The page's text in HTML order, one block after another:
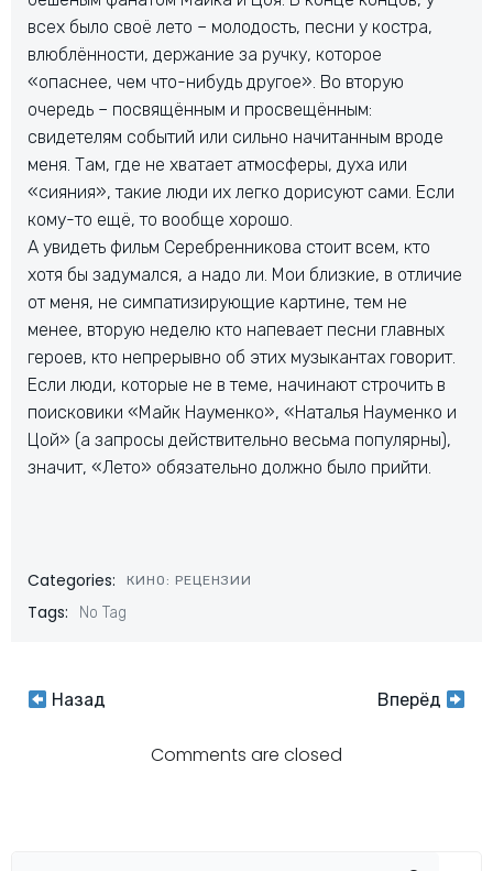
всех было своё лето – молодость, песни у костра,
влюблённости, держание за ручку, которое
«опаснее, чем что-нибудь другое». Во вторую
очередь – посвящённым и просвещённым:
свидетелям событий или сильно начитанным вроде
меня. Там, где не хватает атмосферы, духа или
«сияния», такие люди их легко дорисуют сами. Если
кому-то ещё, то вообще хорошо.
А увидеть фильм Серебренникова стоит всем, кто
хотя бы задумался, а надо ли. Мои близкие, в отличие
от меня, не симпатизирующие картине, тем не
менее, вторую неделю кто напевает песни главных
героев, кто непрерывно об этих музыкантах говорит.
Если люди, которые не в теме, начинают строчить в
поисковики «Майк Науменко», «Наталья Науменко и
Цой» (а запросы действительно весьма популярны),
значит, «Лето» обязательно должно было прийти.
Categories: КИНО: РЕЦЕНЗИИ
Tags: No Tag
Навигация
Назад
Навигация
по
Вперёд
Comments are closed